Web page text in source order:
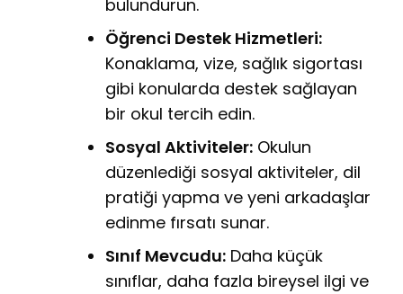
bulundurun.
Öğrenci Destek Hizmetleri:
Konaklama, vize, sağlık sigortası
gibi konularda destek sağlayan
bir okul tercih edin.
Sosyal Aktiviteler: Okulun
düzenlediği sosyal aktiviteler, dil
pratiği yapma ve yeni arkadaşlar
edinme fırsatı sunar.
Sınıf Mevcudu: Daha küçük
sınıflar, daha fazla bireysel ilgi ve